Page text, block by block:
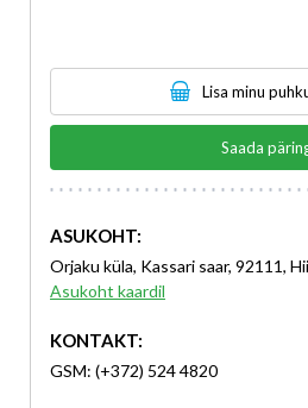
Lisa minu
Saada
ASUKOHT:
Orjaku küla, Kassari saar, 92111,
Asukoht kaardil
KONTAKT:
GSM: (+372) 524 4820